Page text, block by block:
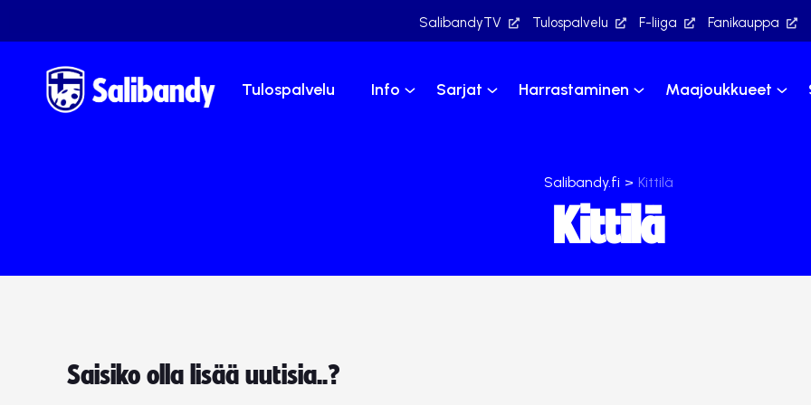
SalibandyTV Tulospalvelu F-liiga Fanikauppa
Tulospalvelu Info Sarjat Harrastaminen Maajoukkueet
Salibandy.fi > Kittilä
Kittilä
Saisiko olla lisää uutisia..?